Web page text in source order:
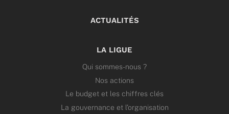
ACTUALITÉS
LA LIGUE
Qui sommes-nous ?
Nos actions
Le budget et les chiffres clés
La gouvernance et l’organisation